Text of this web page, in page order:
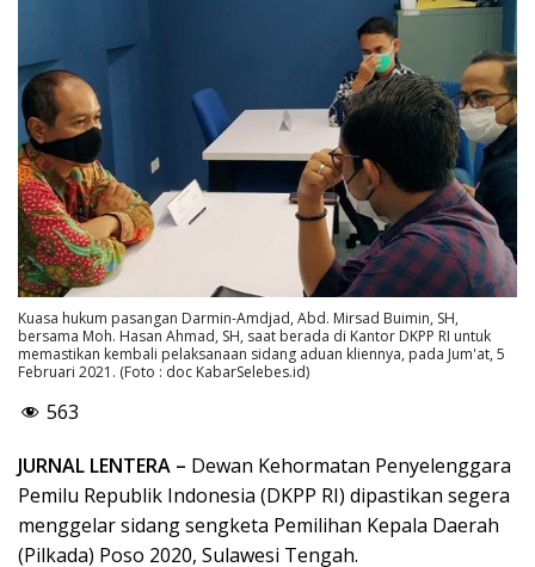
Kuasa hukum pasangan Darmin-Amdjad, Abd. Mirsad Buimin, SH,
bersama Moh. Hasan Ahmad, SH, saat berada di Kantor DKPP RI untuk
memastikan kembali pelaksanaan sidang aduan kliennya, pada Jum'at, 5
Februari 2021. (Foto : doc KabarSelebes.id)
563
JURNAL LENTERA – Dewan Kehormatan Penyelenggara
Pemilu Republik Indonesia (DKPP RI) dipastikan segera
menggelar sidang sengketa Pemilihan Kepala Daerah
(Pilkada) Poso 2020, Sulawesi Tengah.